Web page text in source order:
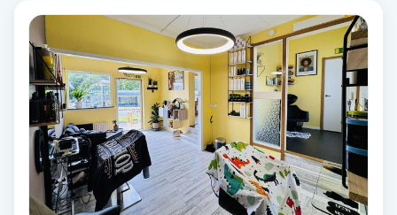
Hudvård
Hyaluronsyra
Hyperhidros
Hypnos